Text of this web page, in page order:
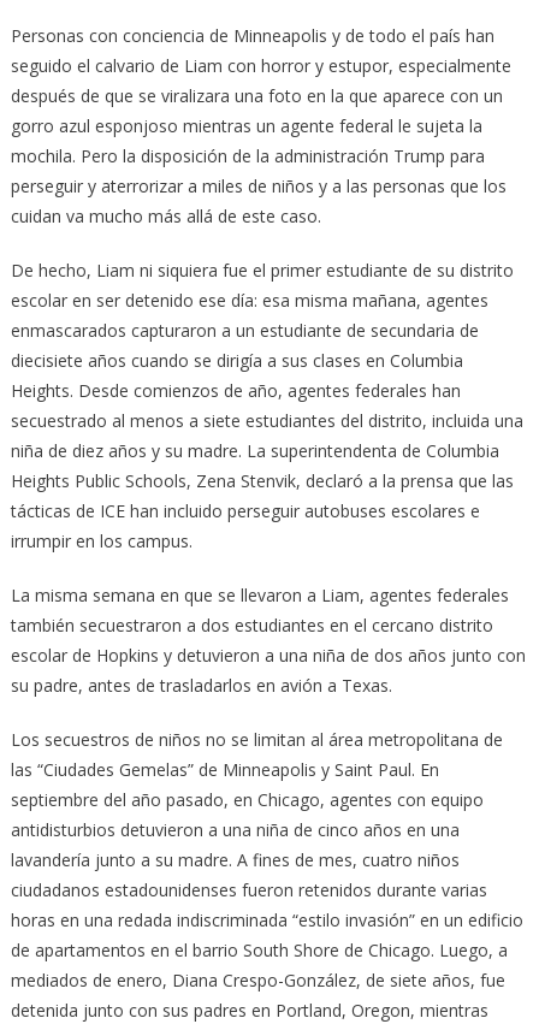
Personas con conciencia de Minneapolis y de todo el país han
seguido el calvario de Liam con horror y estupor, especialmente
después de que se viralizara una foto en la que aparece con un
gorro azul esponjoso mientras un agente federal le sujeta la
mochila. Pero la disposición de la administración Trump para
perseguir y aterrorizar a miles de niños y a las personas que los
cuidan va mucho más allá de este caso.
De hecho, Liam ni siquiera fue el primer estudiante de su distrito
escolar en ser detenido ese día: esa misma mañana, agentes
enmascarados capturaron a un estudiante de secundaria de
diecisiete años cuando se dirigía a sus clases en Columbia
Heights. Desde comienzos de año, agentes federales han
secuestrado al menos a siete estudiantes del distrito, incluida una
niña de diez años y su madre. La superintendenta de Columbia
Heights Public Schools, Zena Stenvik, declaró a la prensa que las
tácticas de ICE han incluido perseguir autobuses escolares e
irrumpir en los campus.
La misma semana en que se llevaron a Liam, agentes federales
también secuestraron a dos estudiantes en el cercano distrito
escolar de Hopkins y detuvieron a una niña de dos años junto con
su padre, antes de trasladarlos en avión a Texas.
Los secuestros de niños no se limitan al área metropolitana de
las “Ciudades Gemelas” de Minneapolis y Saint Paul. En
septiembre del año pasado, en Chicago, agentes con equipo
antidisturbios detuvieron a una niña de cinco años en una
lavandería junto a su madre. A fines de mes, cuatro niños
ciudadanos estadounidenses fueron retenidos durante varias
horas en una redada indiscriminada “estilo invasión” en un edificio
de apartamentos en el barrio South Shore de Chicago. Luego, a
mediados de enero, Diana Crespo-González, de siete años, fue
detenida junto con sus padres en Portland, Oregon, mientras